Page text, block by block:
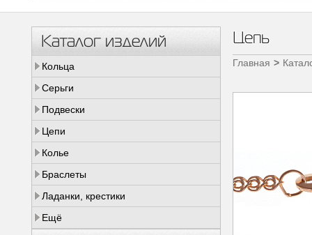
Каталог изделий
Кольца
Серьги
Подвески
Цепи
Колье
Браслеты
Ладанки, крестики
Ещё
Цепь
Главная